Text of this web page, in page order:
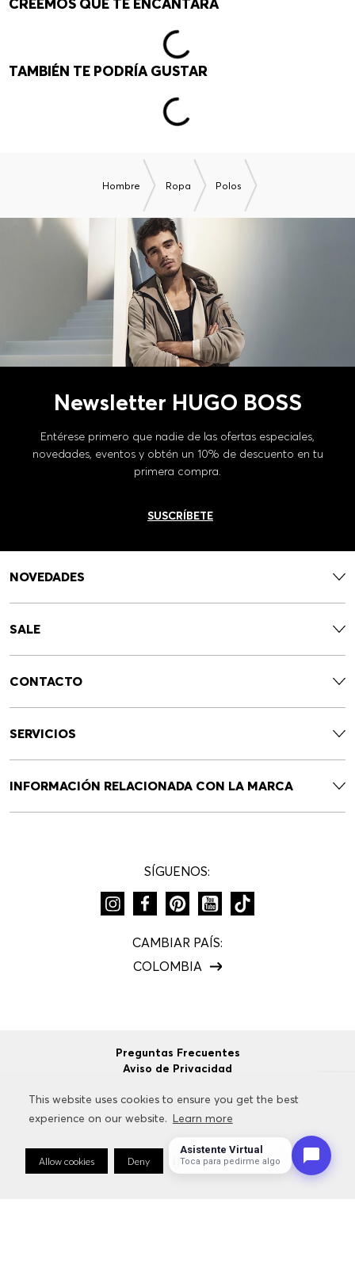
This website uses cookies to ensure you get the best
experience on our website. Learn more
Allow cookies Deny Cookie Preferences
This website uses cookies to ensure you get the best
experience on our website. Learn more
Allow cookies Deny Cookie Preferences
TAMBIÉN TE PODRÍA GUSTAR
Hombre Ropa Polos
Newsletter HUGO BOSS
Entérese primero que nadie de las ofertas especiales,
novedades, eventos y obtén un 10% de descuento en tu
primera compra.
SUSCRÍBETE
NOVEDADES
SALE
CONTACTO
SERVICIOS
INFORMACIÓN RELACIONADA CON LA MARCA
SÍGUENOS:
CAMBIAR PAÍS:
COLOMBIA
Preguntas Frecuentes
Aviso de Privacidad
Configuración de cookies
Política de Protección de Datos
Todos los Derechos Reservados.
Asistente Virtual
Toca para pedirme algo